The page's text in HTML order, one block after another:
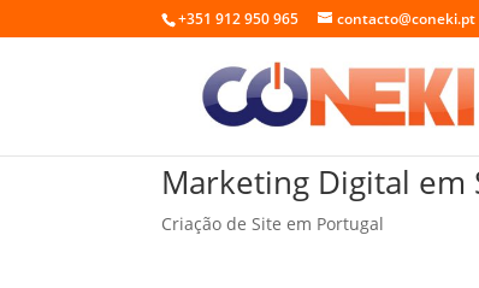
+351 912 950 965 contacto@coneki.pt
Marketing Digital em
Criação de Site em Portugal